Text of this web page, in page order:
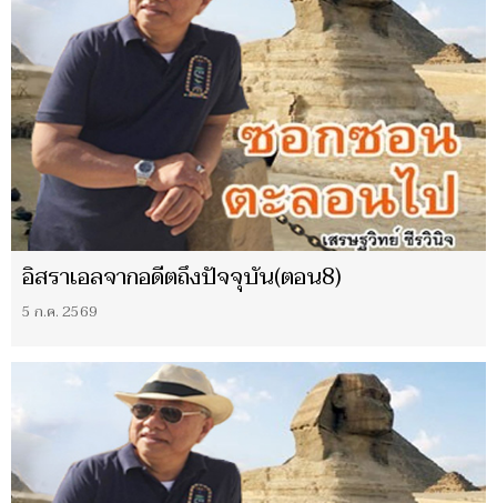
อิสราเอลจากอดีตถึงปัจจุบัน(ตอน8)
5 ก.ค. 2569